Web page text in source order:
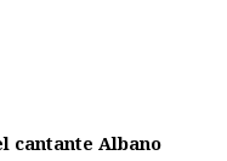
cantante Albano